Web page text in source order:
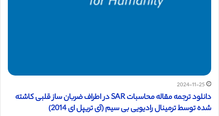
2024-11-25
دانلود ترجمه مقاله محاسبات SAR در اطراف ضربان ساز قلبی کاشته
شده توسط ترمینال رادیویی بی سیم (آی تریپل ای 2014)